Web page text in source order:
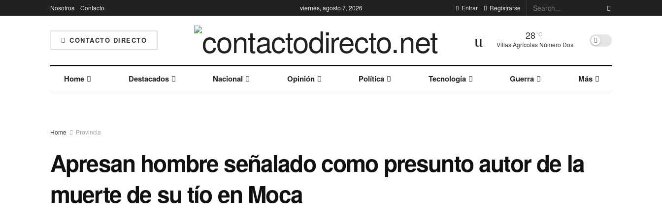
Nosotros Contacto viernes, agosto 7, 2026 Entrar Registrarse
CONTACTO DIRECTO 28°C
Villas Agrícolas Número Dos
Home Destacados Nacional Opinión Política Tecnología Guerra Más
Home Provincia
Apresan hombre señalado como presunto autor de la
muerte de su tío en Moca